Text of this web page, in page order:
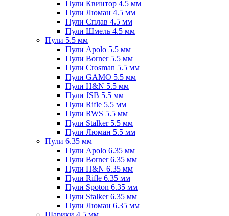
Пули Квинтор 4.5 мм
Пули Люман 4.5 мм
Пули Сплав 4.5 мм
Пули Шмель 4.5 мм
Пули 5.5 мм
Пули Apolo 5.5 мм
Пули Borner 5.5 мм
Пули Crosman 5.5 мм
Пули GAMO 5.5 мм
Пули H&N 5.5 мм
Пули JSB 5.5 мм
Пули Rifle 5.5 мм
Пули RWS 5.5 мм
Пули Stalker 5.5 мм
Пули Люман 5.5 мм
Пули 6.35 мм
Пули Apolo 6.35 мм
Пули Borner 6.35 мм
Пули H&N 6.35 мм
Пули Rifle 6.35 мм
Пули Spoton 6.35 мм
Пули Stalker 6.35 мм
Пули Люман 6.35 мм